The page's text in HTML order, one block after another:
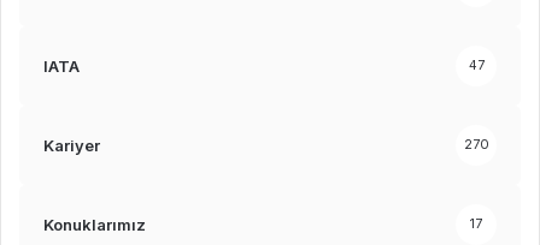
IATA 47
Kariyer 270
Konuklarımız 17